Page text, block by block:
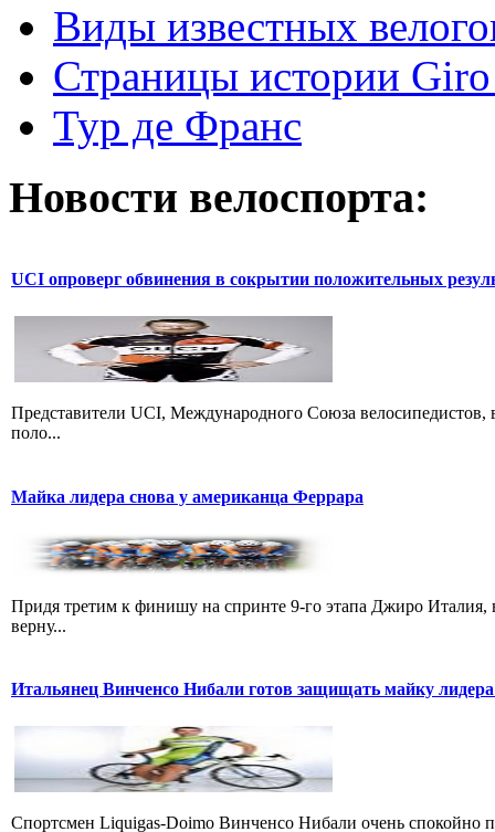
Виды известных
Страницы истории
Тур де Франс
Новости велоспорта:
UCI опроверг обвинения в сокрытии положительных
Представители UCI, Международного Союза
поло...
Майка лидера снова у американца Феррара
Придя третим к финишу на спринте 9-го этапа Джиро
верну...
Итальянец Винченсо Нибали готов защищать майку
Cпортсмен Liquigas-Doimo Винченсо Нибали очень спокойно